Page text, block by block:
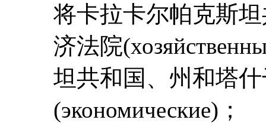
将卡拉卡尔帕克斯
济法院
坦共和国、州和塔
(экономические)；